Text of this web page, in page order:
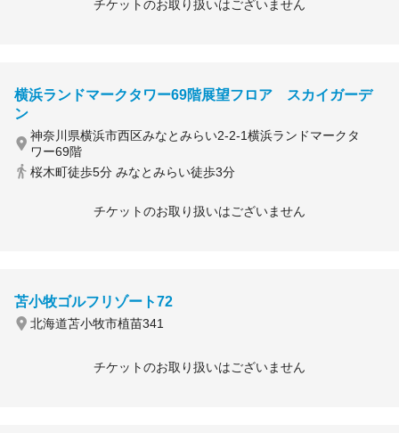
チケットのお取り扱いはございません
横浜ランドマークタワー69階展望フロア スカイガーデ
ン
神奈川県横浜市西区みなとみらい2-2-1横浜ランドマークタ
ワー69階
桜木町徒歩5分 みなとみらい徒歩3分
チケットのお取り扱いはございません
苫小牧ゴルフリゾート72
北海道苫小牧市植苗341
チケットのお取り扱いはございません